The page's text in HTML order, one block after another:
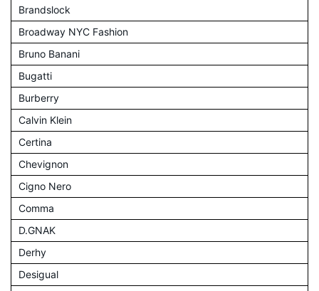
Brandslock
Broadway NYC Fashion
Bruno Banani
Bugatti
Burberry
Calvin Klein
Certina
Chevignon
Cigno Nero
Comma
D.GNAK
Derhy
Desigual